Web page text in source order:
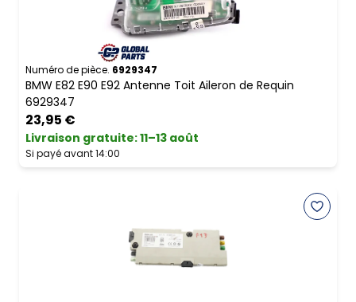
Numéro de pièce. 6929347
BMW E82 E90 E92 Antenne Toit Aileron de Requin
6929347
23,95 €
Livraison gratuite:11–13 août
Si payé avant 14:00